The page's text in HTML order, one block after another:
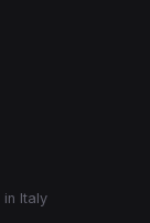
in Italy